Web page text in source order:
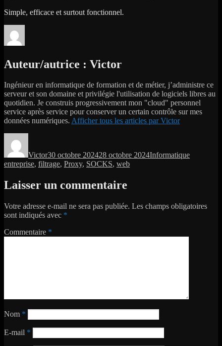
Simple, efficace et surtout fonctionnel.
Auteur/autrice : Victor
Ingénieur en informatique de formation et de métier, j’administre ce
serveur et son domaine et privilégie l'utilisation de logiciels libres au
quotidien. Je construis progressivement mon "cloud" personnel
service après service pour conserver un certain contrôle sur mes
données numériques. Afficher tous les articles par Victor
Victor30 octobre 202428 octobre 2024Informatique
entreprise, filtrage, Proxy, SOCKS, web
Laisser un commentaire
Votre adresse e-mail ne sera pas publiée. Les champs obligatoires
sont indiqués avec *
Commentaire *
Nom *
E-mail *